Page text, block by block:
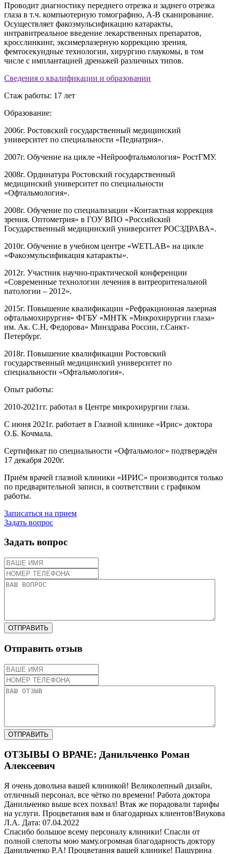
Проводит диагностику переднего отрезка и заднего отрезка
глаза в т.ч. компьютерную томографию, А-В сканирование.
Осуществляет факоэмульсификацию катаракты,
интравитреальное введение лекарственных препаратов,
кросслинкинг, эксимерлазерную коррекцию зрения,
фемтосекундные технологии, хирургию глаукомы, в том
числе с имплантацией дренажей различных типов.
Сведения о квалификации и образовании
Стаж работы: 17 лет
Образование:
2006г. Ростовский государственный медицинский
университет по специальности «Педиатрия».
2007г. Обучение на цикле «Нейроофтальмология» РостГМУ.
2008г. Ординатура Ростовский государственный
медицинский университет по специальности
«Офтальмология».
2008г. Обучение по специализации «Контактная коррекция
зрения. Оптометрия» в ГОУ ВПО «Российский
Государственный медицинский университет РОСЗДРАВА».
2010г. Обучение в учебном центре «WETLAB» на цикле
«Факоэмульсификация катаракты».
2012г. Участник научно-практической конференции
«Современные технологии лечения в витреоритенальной
патологии – 2012».
2015г. Повышение квалификации «Рефракционная лазерная
офтальмохирургия» ФГБУ «МНТК «Микрохирургии глаза»
им. Ак. С.Н, Федорова» Минздрава России, г.Санкт-
Петербург.
2018г. Повышение квалификации Ростовский
государственный медицинский университет по
специальности «Офтальмология».
Опыт работы:
2010-2021гг. работал в Центре микрохирургии глаза.
С июня 2021г. работает в Глазной клинике «Ирис» доктора
О.Б. Кочмала.
Сертификат по специальности «Офтальмолог» подтверждён
17 декабря 2020г.
Приём врачей глазной клиники «ИРИС» производится только
по предварительной записи, в соответствии с графиком
работы.
Записаться на прием
Задать вопрос
Задать вопрос
ОТПРАВИТЬ
Отправить отзыв
ОТПРАВИТЬ
ОТЗЫВЫ О ВРАЧЕ: Данильченко Роман
Алексеевич
Я очень довольна вашей клиникой! Великолепный дизайн,
отличный персонал, все чётко по времени! Работа доктора
Данильченко выше всех похвал! Втак же порадовали тарифы
на услуги. Процветания вам и благодарных клиентов!Внукова
Л.А. Дата: 07.04.2022
Спасибо большое всему персоналу клиники! Спасли от
полной слепоты мою маму.огромная благодарность доктору
Данильченко Р.А! Процветания вашей клинике! Пашурина